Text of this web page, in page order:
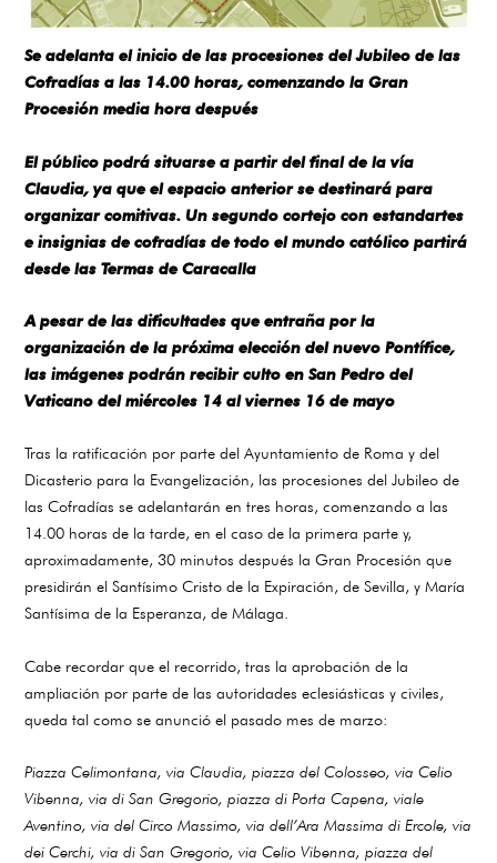
Se adelanta el inicio de las procesiones del Jubileo de las
Cofradías a las 14.00 horas, comenzando la Gran
Procesión media hora después
El público podrá situarse a partir del final de la vía
Claudia, ya que el espacio anterior se destinará para
organizar comitivas. Un segundo cortejo con estandartes
e insignias de cofradías de todo el mundo católico partirá
desde las Termas de Caracalla
A pesar de las dificultades que entraña por la
organización de la próxima elección del nuevo Pontífice,
las imágenes podrán recibir culto en San Pedro del
Vaticano del miércoles 14 al viernes 16 de mayo
Tras la ratificación por parte del Ayuntamiento de Roma y del
Dicasterio para la Evangelización, las procesiones del Jubileo de
las Cofradías se adelantarán en tres horas, comenzando a las
14.00 horas de la tarde, en el caso de la primera parte y,
aproximadamente, 30 minutos después la Gran Procesión que
presidirán el Santísimo Cristo de la Expiración, de Sevilla, y María
Santísima de la Esperanza, de Málaga.
Cabe recordar que el recorrido, tras la aprobación de la
ampliación por parte de las autoridades eclesiásticas y civiles,
queda tal como se anunció el pasado mes de marzo:
Piazza Celimontana, via Claudia, piazza del Colosseo, via Celio
Vibenna, via di San Gregorio, piazza di Porta Capena, viale
Aventino, via del Circo Massimo, via dell’Ara Massima di Ercole, via
dei Cerchi, via di San Gregorio, via Celio Vibenna, piazza del